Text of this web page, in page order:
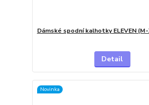
Dámské spodní kalhotky ELEVEN (M-
Detail
Novinka